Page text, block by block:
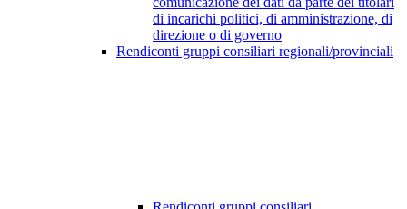
di incarichi politici, di amministrazione, di
direzione o di governo
Rendiconti gruppi consiliari regionali/provinciali